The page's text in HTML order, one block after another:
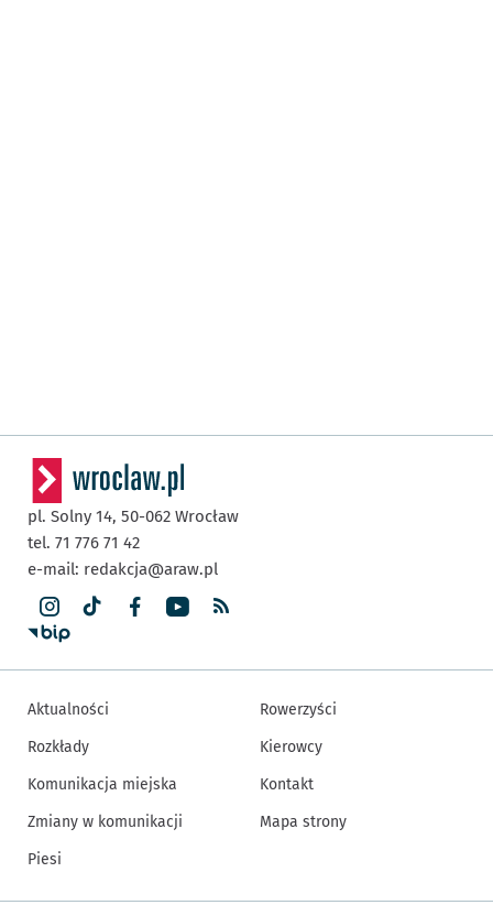
pl. Solny 14, 50-062 Wrocław
tel. 71 776 71 42
e-mail: redakcja@araw.pl
Aktualności
Rozkłady
Komunikacja miejska
Zmiany w komunikacji
Piesi
Rowerzyści
Kierowcy
Kontakt
Mapa strony